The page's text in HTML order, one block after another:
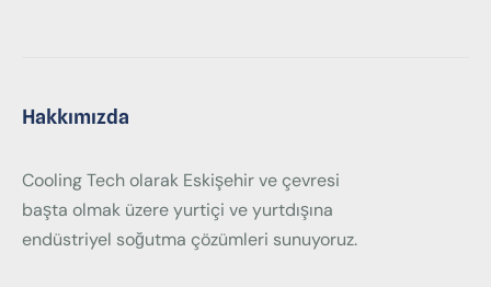
Hakkımızda
Cooling Tech olarak Eskişehir ve çevresi
başta olmak üzere yurtiçi ve yurtdışına
endüstriyel soğutma çözümleri sunuyoruz.